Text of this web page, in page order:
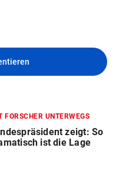
FORSCHER UNTERWEGS
zeigt: So
ist die Lage